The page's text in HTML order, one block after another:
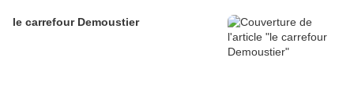
le carrefour Demoustier